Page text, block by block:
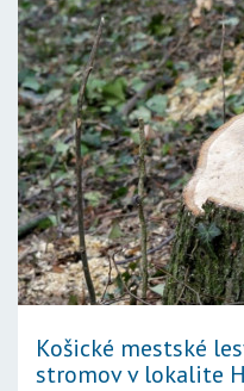
Košické mestské
stromov v lokalite